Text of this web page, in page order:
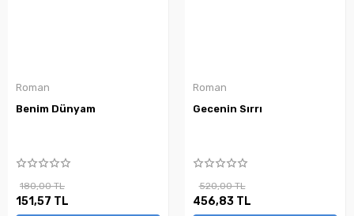
Roman
Benim Dünyam
180,00 TL
151,57 TL
Roman
Gecenin Sırrı
520,00 TL
456,83 TL